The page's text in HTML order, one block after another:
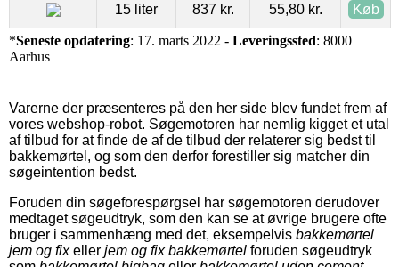
15 liter 837 kr. 55,80 kr. Køb
*Seneste opdatering: 17. marts 2022 - Leveringssted: 8000
Aarhus
Varerne der præsenteres på den her side blev fundet frem af
vores webshop-robot. Søgemotoren har nemlig kigget et utal
af tilbud for at finde de af de tilbud der relaterer sig bedst til
bakkemørtel, og som den derfor forestiller sig matcher din
søgeintention bedst.
Foruden din søgeforespørgsel har søgemotoren derudover
medtaget søgeudtryk, som den kan se at øvrige brugere ofte
bruger i sammenhæng med det, eksempelvis bakkemørtel
jem og fixeller jem og fix bakkemørtel foruden søgeudtryk